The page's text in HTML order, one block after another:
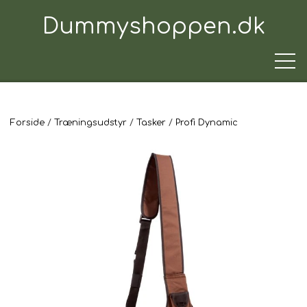
Dummyshoppen.dk
TRÆNINGSUDSTYR
TIL HUNDEN
TIL HUNDEFØREREN
TIL BILEN
Forside Træningsudstyr Tasker Profi Dynamic